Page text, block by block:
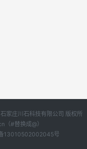
石家庄川石科技有限公司 版权所
#替换成@）
13010502002045号